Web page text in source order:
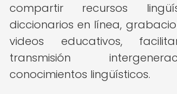
compartir recursos
diccionarios en línea,
videos educativos,
transmisión
conocimientos lingüísticos.